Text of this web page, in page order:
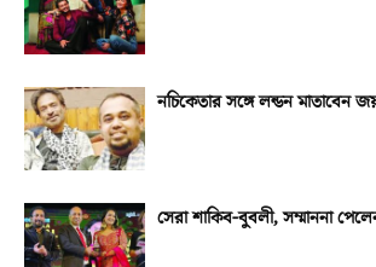
নচিকেতার সঙ্গে লন্ডন মাতাবেন
সেরা শাকিব-বুবলী, সম্মাননা